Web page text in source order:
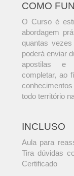
COMO
O Curso é
abordagem
quantas
poderá enviar
apostilas e
completar, ao
todo território
INCLUSO
Aula para
Tira dúvidas
Certificado